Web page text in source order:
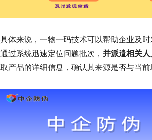
具体来说，一物一码技术可以帮助企业及
通过系统迅速定位问题批次， 并派遣相关
取产品的详细信息，确认其来源是否与当